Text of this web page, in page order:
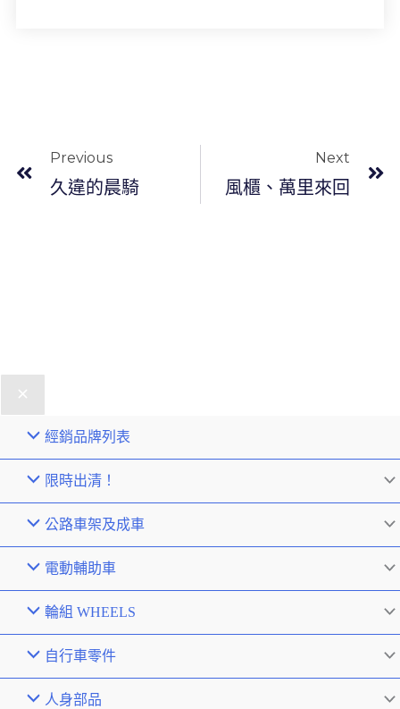
Previous
久違的晨騎
Next
風櫃、萬里來回
經銷品牌列表
限時出清！
公路車架及成車
電動輔助車
輪組 WHEELS
自行車零件
人身部品